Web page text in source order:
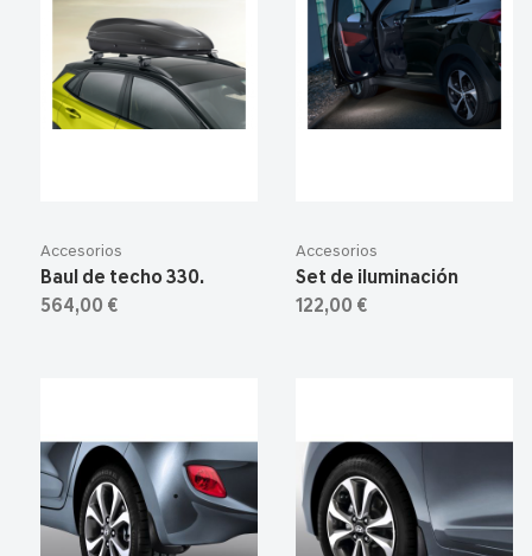
Accesorios
Baul de techo 330.
564,00 €
Accesorios
Set de iluminación
122,00 €